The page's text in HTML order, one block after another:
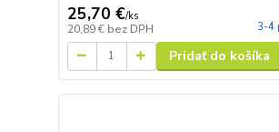
25,70 €/ks
20,89 € bez DPH 3-4
Pridať do košíka